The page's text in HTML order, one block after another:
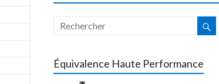
Équivalence Haute Performance